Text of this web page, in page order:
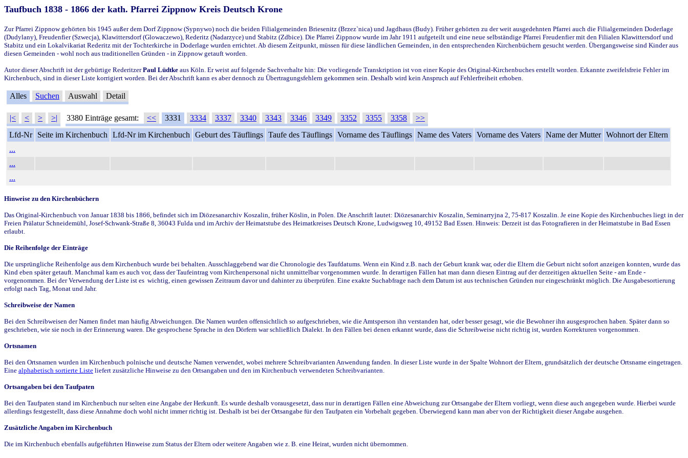
Taufbuch 1838 - 1866 der kath. Pfarrei Zippnow Kreis Deutsch Krone
Zur Pfarrei Zippnow gehörten bis 1945 außer dem Dorf Zippnow (Sypnywo) noch die beiden Filialgemeinden Briesenitz (Brzez`nica) und Jagdhaus (Budy). Früher gehörten zu der weit ausgedehnten Pfarrei auch die Filialgemeinden Doderlage
(Dudylany), Freudenfier (Szwecja), Klawittersdorf (Glowaczewo), Rederitz (Nadarzyce) und Stabitz (Zdbice). Die Pfarrei Zippnow wurde im Jahr 1911 aufgeteilt und eine neue selbständige Pfarrei Freudenfier mit den Filialen Klawittersdorf und
Stabitz und ein Lokalvikariat Rederitz mit der Tochterkirche in Doderlage wurden errichtet. Ab diesem Zeitpunkt, müssen für diese ländlichen Gemeinden, in den entsprechenden Kirchenbüchern gesucht werden. Übergangsweise sind Kinder aus
diesen Gemeinden - wohl noch aus traditionellen Gründen - in Zippnow getauft worden.
Autor dieser Abschrift ist der gebürtige RederitzerPaul Lüdtke aus Köln. Er weist auf folgende Sachverhalte hin: Die vorliegende Transkription ist von einer Kopie des Original-Kirchenbuches erstellt worden. Erkannte zweifelsfreie Fehler im
Kirchenbuch, sind in dieser Liste korrigiert worden. Bei der Abschrift kann es aber dennoch zu Übertragungsfehlern gekommen sein. Deshalb wird kein Anspruch auf Fehlerfreiheit erhoben.
Alles Suchen Auswahl Detail
|< < > >| 3380 Einträge gesamt: << 3331 3334 3337 3340 3343 3346 3349 3352 3355 3358
>>
Lfd-Nr
Seite im Kirchenbuch Lfd-Nr im Kirchenbuch Geburt des Täuflings Taufe des Täuflings Vorname des Täuflings Name des Vaters Vorname des Vaters Name der Mutter Wohnort der Eltern
...
...
...
Hinweise zu den Kirchenbüchern
Das Original-Kirchenbuch von Januar 1838 bis 1866, befindet sich im Diözesanarchiv Koszalin, früher Köslin, in Polen. Die Anschrift lautet: Diözesanarchiv Koszalin, Seminarryjna 2, 75-817 Koszalin. Je eine Kopie des Kirchenbuches liegt in der
Freien Prälatur Schneidemühl, Josef-Schwank-Straße 8, 36043 Fulda und im Archiv der Heimatstube des Heimatkreises Deutsch Krone, Ludwigsweg 10, 49152 Bad Essen. Hinweis: Derzeit ist das Fotografieren in der Heimatstube in Bad Essen
erlaubt.
Die Reihenfolge der Einträge
Die ursprüngliche Reihenfolge aus dem Kirchenbuch wurde bei behalten. Ausschlaggebend war die Chronologie des Taufdatums. Wenn ein Kind z.B. nach der Geburt krank war, oder die Eltern die Geburt nicht sofort anzeigen konnten, wurde das
Kind eben später getauft. Manchmal kam es auch vor, dass der Taufeintrag vom Kirchenpersonal nicht unmittelbar vorgenommen wurde. In derartigen Fällen hat man dann diesen Eintrag auf der derzeitigen aktuellen Seite - am Ende -
vorgenommen. Bei der Verwendung der Liste ist es wichtig, einen gewissen Zeitraum davor und dahinter zu überprüfen. Eine exakte Suchabfrage nach dem Datum ist aus technischen Gründen nur eingeschränkt möglich. Die Ausgabesortierung
erfolgt nach Tag, Monat und Jahr.
Schreibweise der Namen
Bei den Schreibweisen der Namen findet man häufig Abweichungen. Die Namen wurden offensichtlich so aufgeschrieben, wie die Amtsperson ihn verstanden hat, oder besser gesagt, wie die Bewohner ihn ausgesprochen haben. Später dann so
geschrieben, wie sie noch in der Erinnerung waren. Die gesprochene Sprache in den Dörfern war schließlich Dialekt. In den Fällen bei denen erkannt wurde, dass die Schreibweise nicht richtig ist, wurden Korrekturen vorgenommen.
Ortsnamen
Bei den Ortsnamen wurden im Kirchenbuch polnische und deutsche Namen verwendet, wobei mehrere Schreibvarianten Anwendung fanden. In dieser Liste wurde in der Spalte Wohnort der Eltern, grundsätzlich der deutsche Ortsname eingetragen.
Eine alphabetisch sortierte Liste liefert zusätzliche Hinweise zu den Ortsangaben und den im Kirchenbuch verwendeten Schreibvarianten.
Ortsangaben bei den Taufpaten
Bei den Taufpaten stand im Kirchenbuch nur selten eine Angabe der Herkunft. Es wurde deshalb vorausgesetzt, dass nur in derartigen Fällen eine Abweichung zur Ortsangabe der Eltern vorliegt, wenn diese auch angegeben wurde. Hierbei wurde
allerdings festgestellt, dass diese Annahme doch wohl nicht immer richtig ist. Deshalb ist bei der Ortsangabe für den Taufpaten ein Vorbehalt gegeben. Überwiegend kann man aber von der Richtigkeit dieser Angabe ausgehen.
Zusätzliche Angaben im Kirchenbuch
Die im Kirchenbuch ebenfalls aufgeführten Hinweise zum Status der Eltern oder weitere Angaben wie z. B. eine Heirat, wurden nicht übernommen.